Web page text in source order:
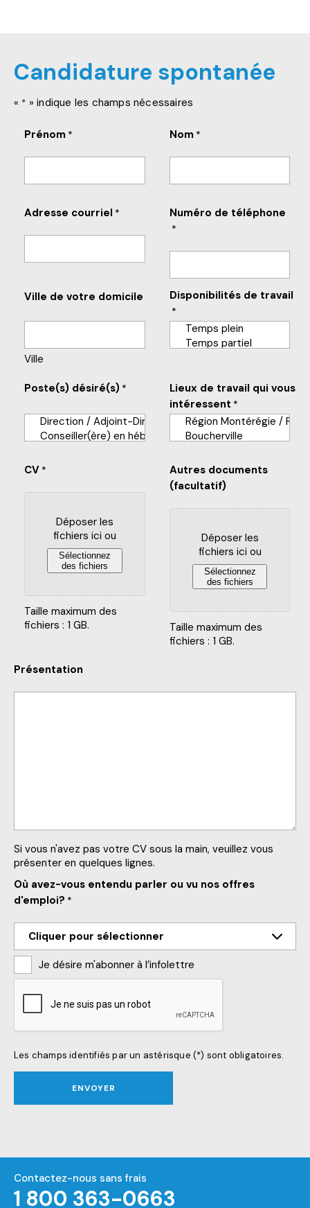
Candidature spontanée
« * » indique les champs nécessaires
Prénom * Nom *
Adresse courriel * Numéro de téléphone
*
Ville de votre domicile
Ville
Disponibilités de travail
*
Poste(s) désiré(s) *
Lieux de travail qui vous
intéressent *
CV *
Déposer les
fichiers ici ou
Sélectionnez
des fichiers
Taille maximum des
fichiers : 1 GB.
Autres documents
(facultatif)
Déposer les
fichiers ici ou
Sélectionnez
des fichiers
Taille maximum des
fichiers : 1 GB.
Présentation
Si vous n'avez pas votre CV sous la main, veuillez vous
présenter en quelques lignes.
Où avez-vous entendu parler ou vu nos offres
d'emploi? *
Je désire m'abonner à l’infolettre
Les champs identifiés par un astérisque (*) sont obligatoires.
ENVOYER
Contactez-nous sans frais
1 800 363-0663